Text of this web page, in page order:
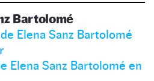
Bartolomé
Elena Sanz Bartolomé
Elena Sanz Bartolomé en